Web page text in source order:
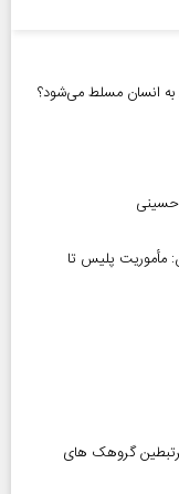
مأموریت پلیس تا
و مرتبطین گروهک های